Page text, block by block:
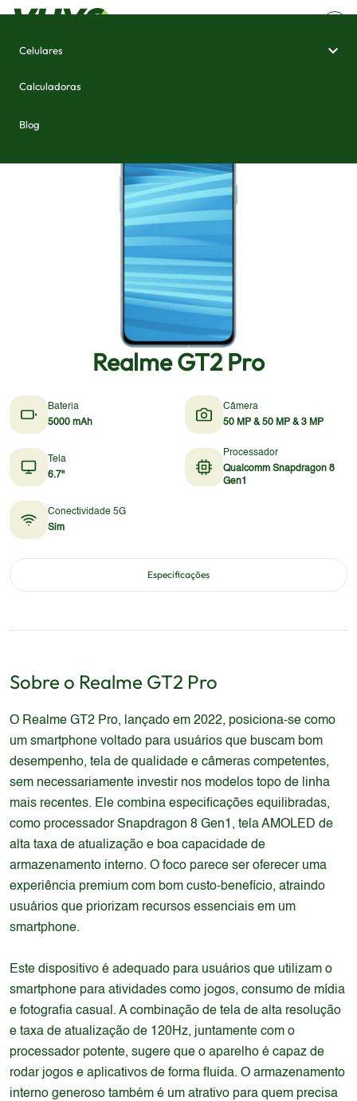
Celulares
Calculadoras
Blog
Realme GT2 Pro
Bateria
5000 mAh
Câmera
50 MP & 50 MP & 3 MP
Tela
6.7"
Processador
Qualcomm Snapdragon 8
Gen1
Conectividade 5G
Sim
Especificações
Sobre o Realme GT2 Pro
O Realme GT2 Pro, lançado em 2022, posiciona-se como
um smartphone voltado para usuários que buscam bom
desempenho, tela de qualidade e câmeras competentes,
sem necessariamente investir nos modelos topo de linha
mais recentes. Ele combina especificações equilibradas,
como processador Snapdragon 8 Gen1, tela AMOLED de
alta taxa de atualização e boa capacidade de
armazenamento interno. O foco parece ser oferecer uma
experiência premium com bom custo-benefício, atraindo
usuários que priorizam recursos essenciais em um
smartphone.
Este dispositivo é adequado para usuários que utilizam o
smartphone para atividades como jogos, consumo de mídia
e fotografia casual. A combinação de tela de alta resolução
e taxa de atualização de 120Hz, juntamente com o
processador potente, sugere que o aparelho é capaz de
rodar jogos e aplicativos de forma fluida. O armazenamento
interno generoso também é um atrativo para quem precisa